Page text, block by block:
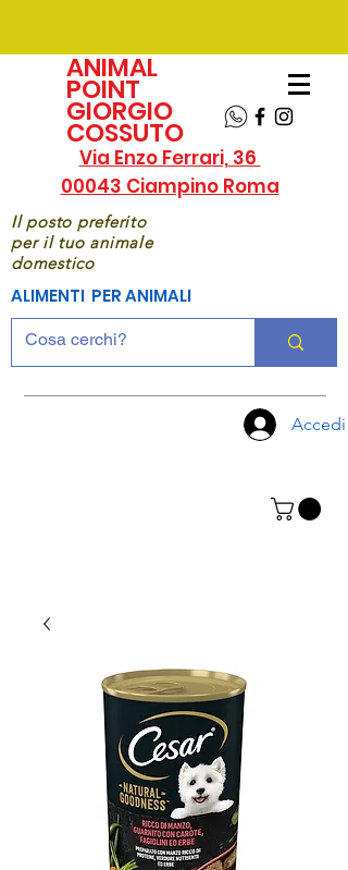
ANIMAL
POINT
GIORGIO
COSSUTO
Via Enzo Ferrari, 36
00043 Ciampino Roma
Il posto preferito
per il tuo animale
domestico
ALIMENTI PER ANIMALI
Accedi